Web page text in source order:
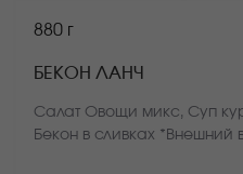
880 г
БЕКОН ЛАНЧ
Салат Овощи микс, Суп
Бекон в сливках